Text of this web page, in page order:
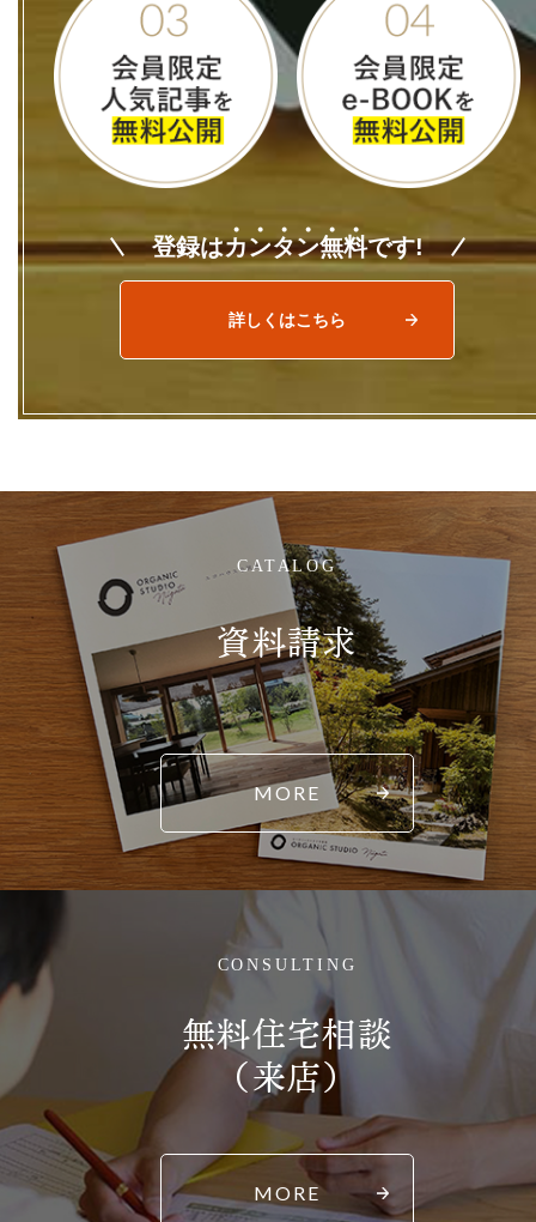
登録はカンタン無料です!
詳しくはこちら
CATALOG
資料請求
MORE
CONSULTING
無料住宅相談
（来店）
MORE